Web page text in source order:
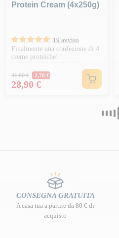
Protein Cream (4x250g)
19 avviso
Finalmente una confezione di 4
creme proteiche!
Prezzo normale
31,60 € -2,70 €
Prezzo
28,90 €
CONSEGNA GRATUITA
A casa tua a partire da 80 € di
acquisto